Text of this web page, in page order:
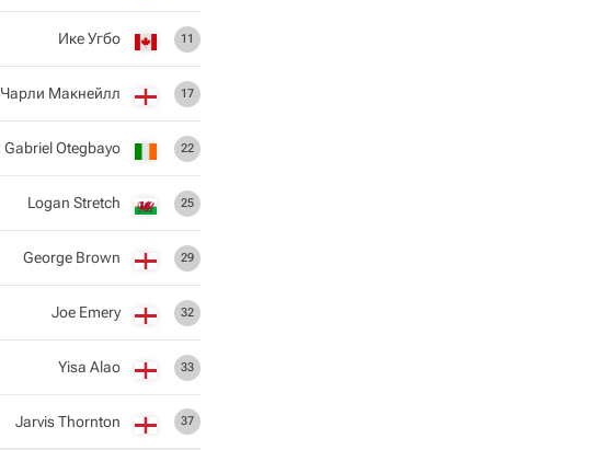
11
Ике Угбо
17
Чарли Макнейлл
22
Gabriel Otegbayo
25
Logan Stretch
29
George Brown
32
Joe Emery
33
Yisa Alao
37
Jarvis Thornton